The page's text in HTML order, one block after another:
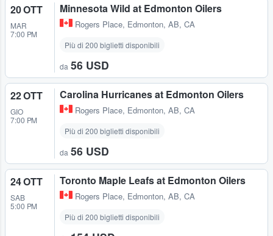
20 OTT
MAR
7:00 PM
Minnesota Wild at Edmonton Oilers
Rogers Place, Edmonton, AB, CA
Più di 200 biglietti disponibili
da 56 USD
22 OTT
GIO
7:00 PM
Carolina Hurricanes at Edmonton Oilers
Rogers Place, Edmonton, AB, CA
Più di 200 biglietti disponibili
da 56 USD
24 OTT
SAB
5:00 PM
Toronto Maple Leafs at Edmonton Oilers
Rogers Place, Edmonton, AB, CA
Più di 200 biglietti disponibili